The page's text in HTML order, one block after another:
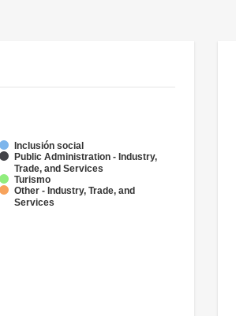
Inclusión social
Public Administration - Industry,
Trade, and Services
Turismo
Other - Industry, Trade, and
Services